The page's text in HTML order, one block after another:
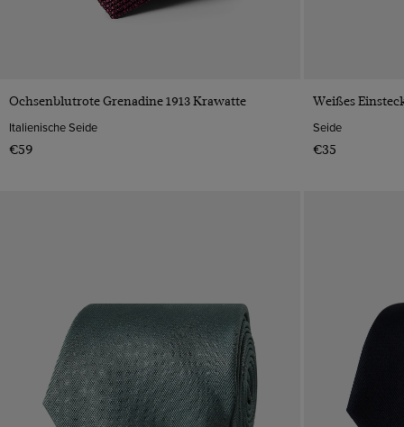
VORSCHAU
Ochsenblutrote Grenadine 1913 Krawatte
Italienische Seide
€59
Weißes
Seide
€35